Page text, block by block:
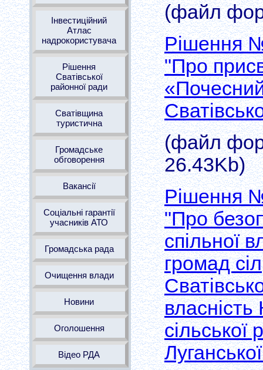
Інвестиційний
Атлас
надрокористувача
Рішення
Сватівської
районної ради
Сватівщина
туристична
Громадське
обговорення
Вакансії
Соціальні гарантії
учасників АТО
Громадська рада
Очищення влади
Новини
Оголошення
Відео РДА
(файл
Рішення
"Про
(файл
26.43Kb)
Рішення
"Про
спільної
громад
сільської